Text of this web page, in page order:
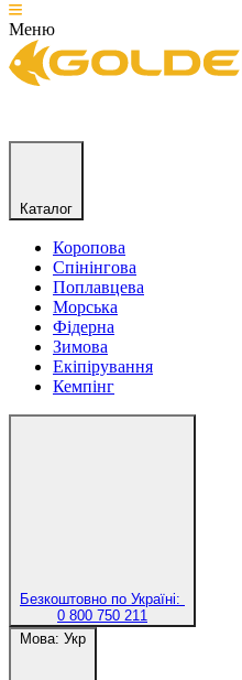
Меню
Каталог
Коропова
Спінінгова
Поплавцева
Морська
Фідерна
Зимова
Екіпірування
Кемпінг
Безкоштовно по Україні:
0 800 750 211
Мова: Укр